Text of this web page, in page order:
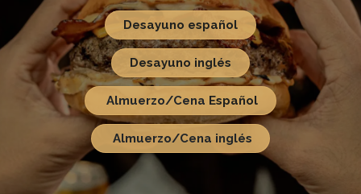
Desayuno español
Desayuno inglés
Almuerzo/Cena Español
Almuerzo/Cena inglés